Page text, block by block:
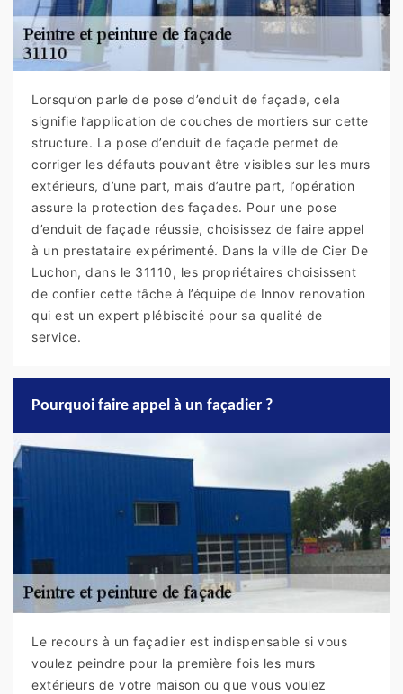
Lorsqu’on parle de pose d’enduit de façade, cela
signifie l’application de couches de mortiers sur cette
structure. La pose d’enduit de façade permet de
corriger les défauts pouvant être visibles sur les murs
extérieurs, d’une part, mais d’autre part, l’opération
assure la protection des façades. Pour une pose
d’enduit de façade réussie, choisissez de faire appel
à un prestataire expérimenté. Dans la ville de Cier De
Luchon, dans le 31110, les propriétaires choisissent
de confier cette tâche à l’équipe de Innov renovation
qui est un expert plébiscité pour sa qualité de
service.
Pourquoi faire appel à un façadier ?
Le recours à un façadier est indispensable si vous
voulez peindre pour la première fois les murs
extérieurs de votre maison ou que vous voulez